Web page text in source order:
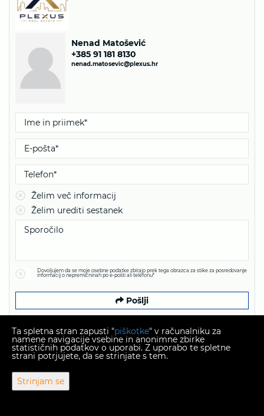
Nenad Matošević
+385 91 181 8130
nenad.matosevic@plexus.hr
Želim več informacij
Želim urediti sestanek
Dovoljujem da se moje osebne podatke zbirajo prek tega obrazca za stike za posredovanje
informacij o nepremičninah po e-pošti ali telefonu*
Pošlji
Copyright © 2026 Plexus nekretnine
Fiksni menjalni tečaj 1 EUR = 7,53450 HRK
Web Design & Powered by
Ta spletna stran zapusti "piškotke" v računalniku za
namene navigacije vsebine in anonimne zbirke
statističnih podatkov o uporabi. Z uporabo te spletne
strani potrjujete, da se strinjate s tem.
Strinjam se